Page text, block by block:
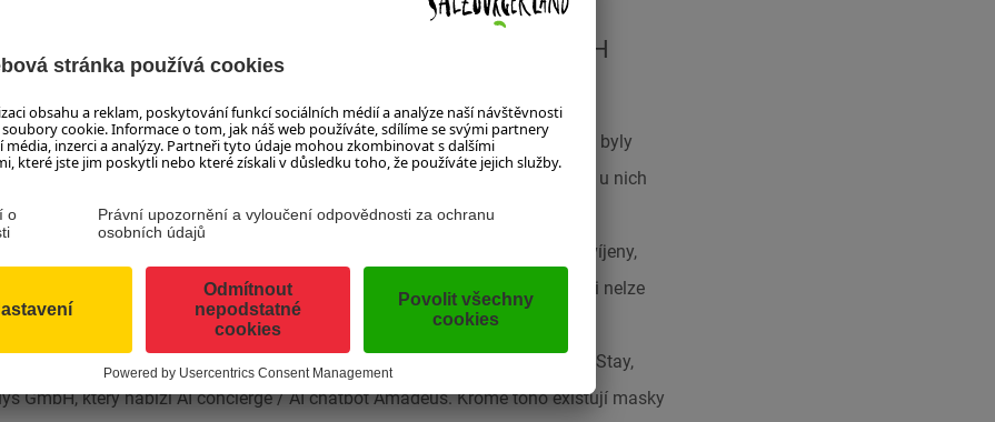
NESPADÁ DO PŮSOBNOSTI PLATNÝCH PRÁVNÍCH
PŘEDPISŮ:
které nejsou přístupné, jsou k dispozici na webových stránkách. Jelikož byly
2025, nevztahuje se na ně zákon o přístupnosti a v současné době se u nich
změna.
dokumenty a obsah od poskytovatelů třetích stran, které nejsou námi vyvíjeny,
O kompatibilitě tohoto obsahu třetích stran s předpisy o přístupnosti nelze
a proto se na něj požadavky zákona o přístupnosti rovněž nevztahují.
Staymate OG, který poskytuje náš plánovač dovolené MakeMyStay,
GmbH, který nabízí AI concierge / AI chatbot Amadeus. Kromě toho existují masky